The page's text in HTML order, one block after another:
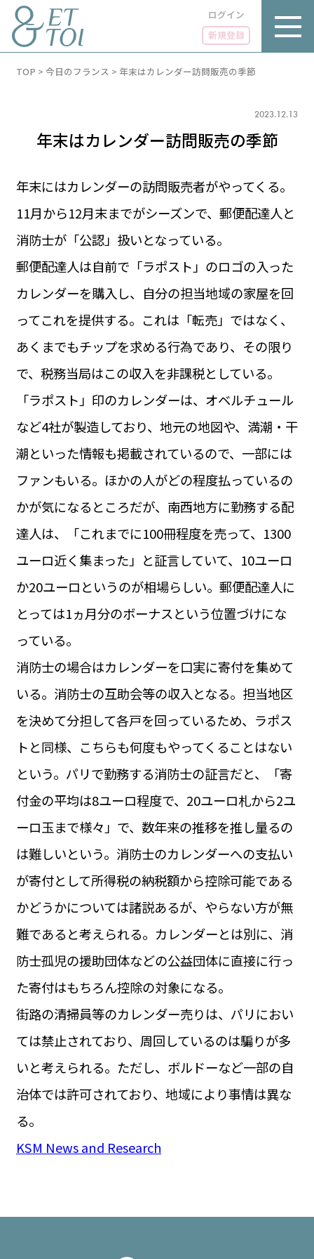
ログイン
新規登録
LUXE
グルメ
LIFE STYLE
BUSINESS
ビジネス・キャリア
INFOS PRATIQUES
TAG
タグ
#パリ
#お土産 #トリビア
#データで読み解くフランス
#フランス交通機関
#求人
#フランスの教育制度
#アプリ
#いざという時に
#カルカッソンヌ Carcassonne
#サステナブル
#フランス生活
#レシピ #ビューティー
#コスメ
#アルザス地方
#フランスの地方 #フロマージュ
#おでかけ
FR 13:42 ／ JP 20:42
1€＝182.37円
お問い合わせ
広告掲載
運営会社
サイトポリシー
TOP > 今日のフランス > 年末はカレンダー訪問販売の季節
2023.12.13
年末はカレンダー訪問販売の季節
年末にはカレンダーの訪問販売者がやってくる。
11月から12月末までがシーズンで、郵便配達人と
消防士が「公認」扱いとなっている。
郵便配達人は自前で「ラポスト」のロゴの入った
カレンダーを購入し、自分の担当地域の家屋を回
ってこれを提供する。これは「転売」ではなく、
あくまでもチップを求める行為であり、その限り
で、税務当局はこの収入を非課税としている。
「ラポスト」印のカレンダーは、オベルチュール
など4社が製造しており、地元の地図や、満潮・干
潮といった情報も掲載されているので、一部には
ファンもいる。ほかの人がどの程度払っているの
かが気になるところだが、南西地方に勤務する配
達人は、「これまでに100冊程度を売って、1300
ユーロ近く集まった」と証言していて、10ユーロ
か20ユーロというのが相場らしい。郵便配達人に
とっては1ヵ月分のボーナスという位置づけにな
っている。
消防士の場合はカレンダーを口実に寄付を集めて
いる。消防士の互助会等の収入となる。担当地区
を決めて分担して各戸を回っているため、ラポス
トと同様、こちらも何度もやってくることはない
という。パリで勤務する消防士の証言だと、「寄
付金の平均は8ユーロ程度で、20ユーロ札から2ユ
ーロ玉まで様々」で、数年来の推移を推し量るの
は難しいという。消防士のカレンダーへの支払い
が寄付として所得税の納税額から控除可能である
かどうかについては諸説あるが、やらない方が無
難であると考えられる。カレンダーとは別に、消
防士孤児の援助団体などの公益団体に直接に行っ
た寄付はもちろん控除の対象になる。
街路の清掃員等のカレンダー売りは、パリにおい
ては禁止されており、周回しているのは騙りが多
いと考えられる。ただし、ボルドーなど一部の自
治体では許可されており、地域により事情は異な
る。
KSM News and Research